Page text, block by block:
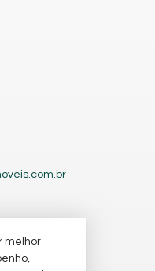
melhor